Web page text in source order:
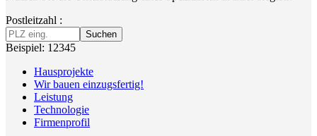
Postleitzahl :
Suchen
Beispiel: 12345
Hausprojekte
Wir bauen einzugsfertig!
Leistung
Technologie
Firmenprofil